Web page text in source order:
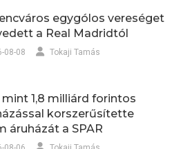
egygólos vereséget
a Real Madridtól
08-08 Tokaji Tamás
1,8 milliárd forintos
korszerűsítette
áruházát a SPAR